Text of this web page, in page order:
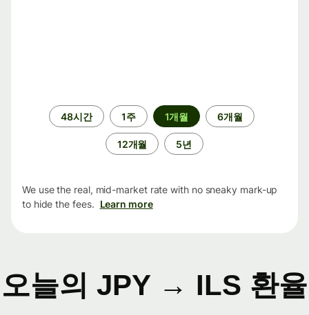
48시간 1주 1개월 6개월
12개월 5년
We use the real, mid-market rate with no sneaky mark-up
to hide the fees. Learn more
오늘의 JPY → ILS 환율